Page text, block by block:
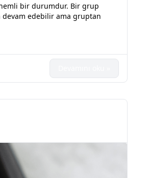
bir durumdur. Bir grup
devam edebilir ama gruptan